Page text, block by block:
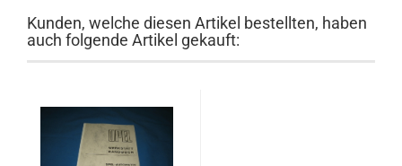
Kunden, welche diesen Artikel bestellten, haben
auch folgende Artikel gekauft: